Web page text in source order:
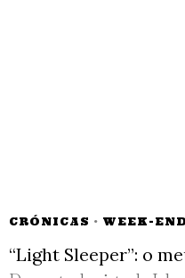
CRÓNICAS · WEEK-
“Light Sleeper”: o